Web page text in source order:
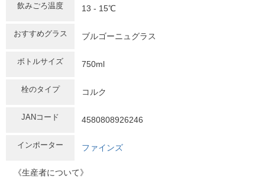
飲みごろ温度 13 - 15℃
おすすめグラス ブルゴーニュグラス
ボトルサイズ 750ml
栓のタイプ コルク
JANコード 4580808926246
インポーター ファインズ
《生産者について》